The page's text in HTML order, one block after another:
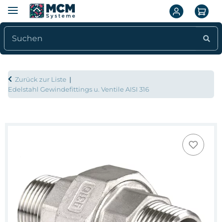
Zurück zur Liste
Edelstahl Gewindefittings u. Ventile AISI 316